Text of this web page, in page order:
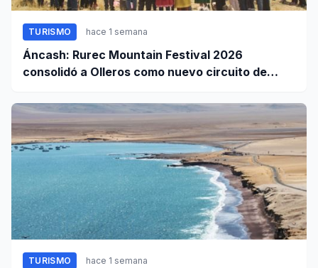
TURISMO hace 1 semana
Áncash: Rurec Mountain Festival 2026
consolidó a Olleros como nuevo circuito de
TURISMO hace 1 semana